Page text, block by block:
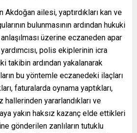
Akdoğan ailesi, yaptırdıkları kan ve
bulunmasının ardından hukuki
üzerine eczaneden apar
polis ekiplerinin icra
takibin ardından yakalanarak
bu yöntemle eczanedeki ilaçları
faturalarda oynama yaptıkları,
hallerinden yararlandıkları ve
yakın haksız kazanç elde ettikleri
gönderilen zanlıların tutuklu